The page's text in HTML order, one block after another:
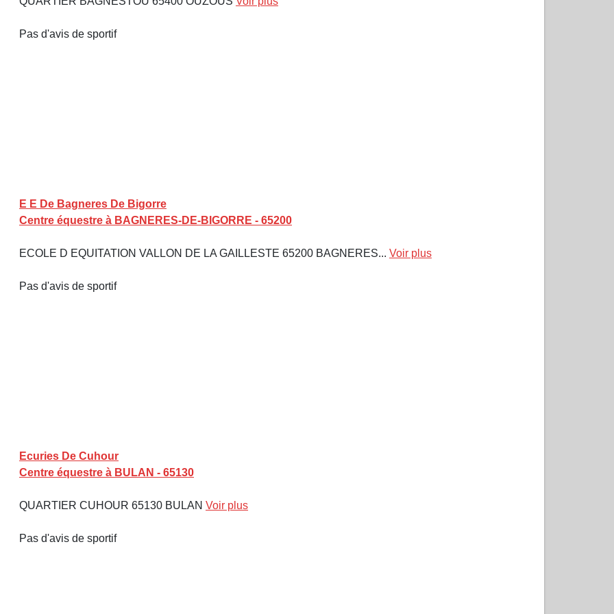
Pas d'avis de sportif
E E De Bagneres De Bigorre
Centre équestre à BAGNERES-DE-BIGORRE - 65200
ECOLE D EQUITATION VALLON DE LA GAILLESTE 65200 BAGNERES... Voir plus
Pas d'avis de sportif
Ecuries De Cuhour
Centre équestre à BULAN - 65130
QUARTIER CUHOUR 65130 BULAN Voir plus
Pas d'avis de sportif